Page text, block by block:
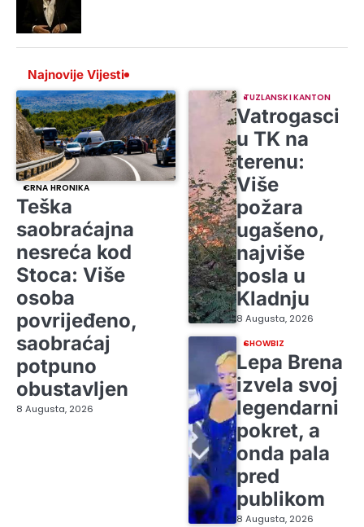
Najnovije Vijesti
CRNA HRONIKA
Teška
saobraćajna
nesreća kod
Stoca: Više
osoba
povrijeđeno,
saobraćaj
potpuno
obustavljen
8 Augusta, 2026
TUZLANSKI KANTON
Vatrogasci
u TK na
terenu:
Više
požara
ugašeno,
najviše
posla u
Kladnju
8 Augusta, 2026
SHOWBIZ
Lepa Brena
izvela svoj
legendarni
pokret, a
onda pala
pred
publikom
8 Augusta, 2026